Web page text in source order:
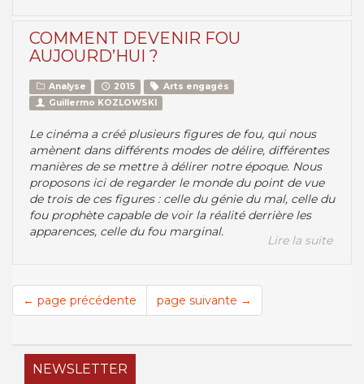
COMMENT DEVENIR FOU
AUJOURD’HUI ?
Analyse 2015
Arts engagés
Guillermo KOZLOWSKI
Le cinéma a créé plusieurs figures de fou, qui nous
amènent dans différents modes de délire, différentes
manières de se mettre à délirer notre époque. Nous
proposons ici de regarder le monde du point de vue
de trois de ces figures : celle du génie du mal, celle du
fou prophète capable de voir la réalité derrière les
apparences, celle du fou marginal.
Lire la suite
← page précédente page suivante →
NEWSLETTER